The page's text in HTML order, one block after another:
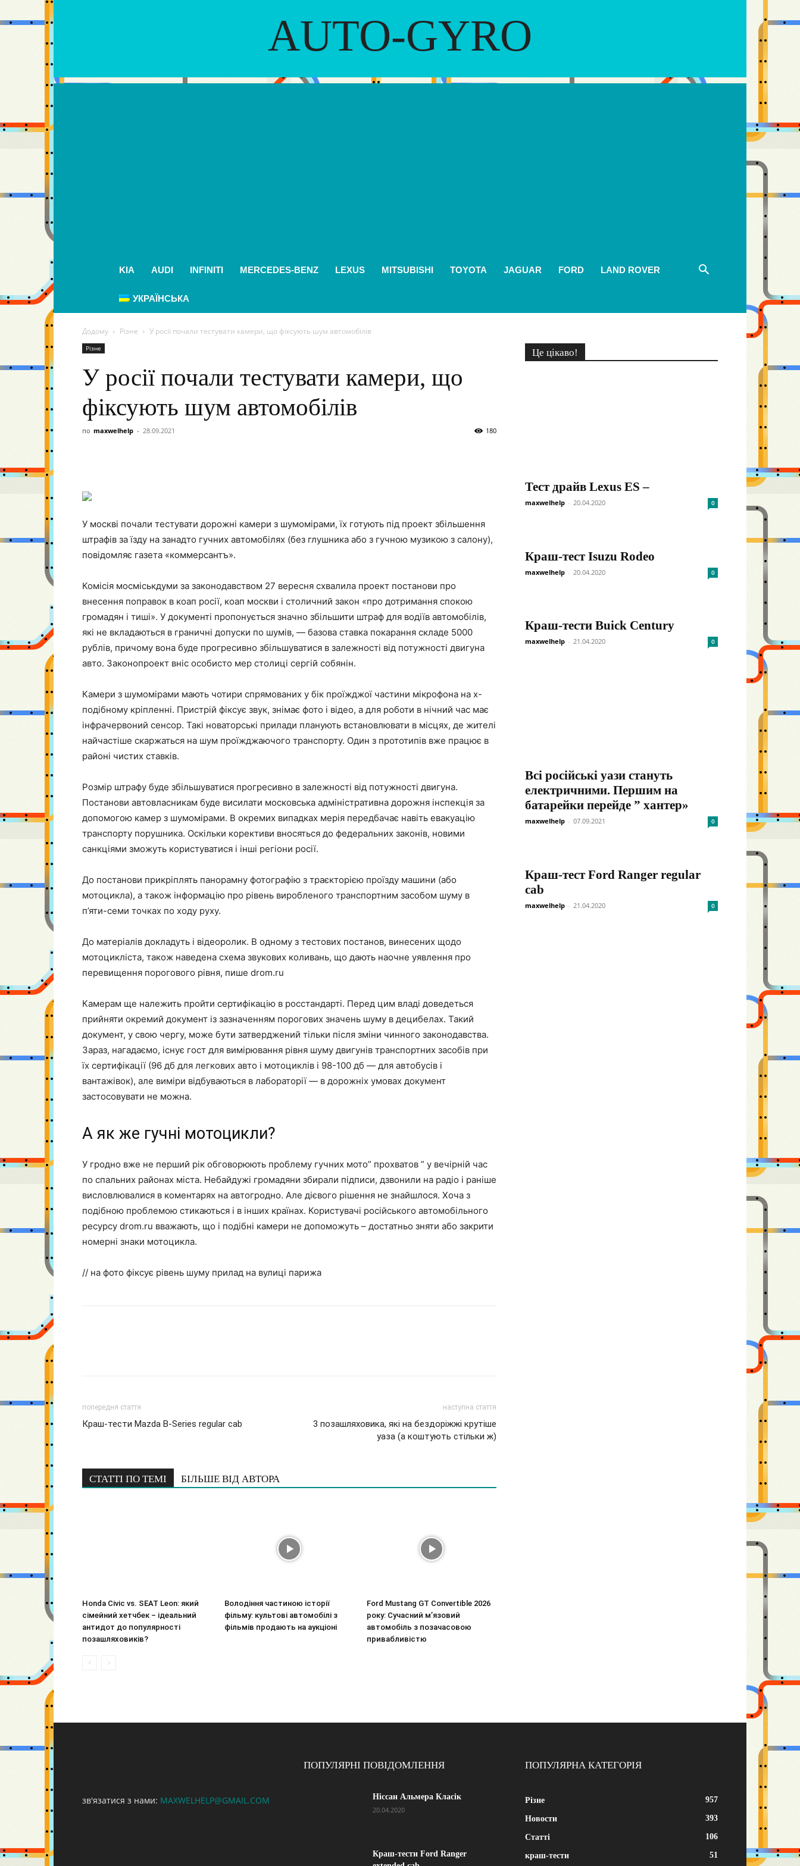
AUTO-GYRO
KIA AUDI INFINITI MERCEDES-BENZ LEXUS MITSUBISHI TOYOTA JAGUAR FORD LAND ROVER
УКРАЇНСЬКА
Додому Різне У росії почали тестувати камери, що фіксують шум автомобілів
Різне
У росії почали тестувати камери, що
фіксують шум автомобілів
по maxwelhelp - 28.09.2021 180
У москві почали тестувати дорожні камери з шумомірами, їх готують під проект збільшення
штрафів за їзду на занадто гучних автомобілях (без глушника або з гучною музикою з салону),
повідомляє газета «коммерсантъ».
Комісія мосміськдуми за законодавством 27 вересня схвалила проект постанови про
внесення поправок в коап росії, коап москви і столичний закон «про дотримання спокою
громадян і тиші». У документі пропонується значно збільшити штраф для водіїв автомобілів,
які не вкладаються в граничні допуски по шумів, — базова ставка покарання складе 5000
рублів, причому вона буде прогресивно збільшуватися в залежності від потужності двигуна
авто. Законопроект вніс особисто мер столиці сергій собянін.
Камери з шумомірами мають чотири спрямованих у бік проїжджої частини мікрофона на x-
подібному кріпленні. Пристрій фіксує звук, знімає фото і відео, а для роботи в нічний час має
інфрачервоний сенсор. Такі новаторські прилади планують встановлювати в місцях, де жителі
найчастіше скаржаться на шум проїжджаючого транспорту. Один з прототипів вже працює в
районі чистих ставків.
Розмір штрафу буде збільшуватися прогресивно в залежності від потужності двигуна.
Постанови автовласникам буде висилати московська адміністративна дорожня інспекція за
допомогою камер з шумомірами. В окремих випадках мерія передбачає навіть евакуацію
транспорту порушника. Оскільки корективи вносяться до федеральних законів, новими
санкціями зможуть користуватися і інші регіони росії.
До постанови прикріплять панорамну фотографію з траєкторією проїзду машини (або
мотоцикла), а також інформацію про рівень виробленого транспортним засобом шуму в
п’яти-семи точках по ходу руху.
До матеріалів докладуть і відеоролик. В одному з тестових постанов, винесених щодо
мотоцикліста, також наведена схема звукових коливань, що дають наочне уявлення про
перевищення порогового рівня, пише drom.ru
Камерам ще належить пройти сертифікацію в росстандарті. Перед цим владі доведеться
прийняти окремий документ із зазначенням порогових значень шуму в децибелах. Такий
документ, у свою чергу, може бути затверджений тільки після зміни чинного законодавства.
Зараз, нагадаємо, існує гост для вимірювання рівня шуму двигунів транспортних засобів при
їх сертифікації (96 дб для легкових авто і мотоциклів і 98-100 дб — для автобусів і
вантажівок), але виміри відбуваються в лабораторії — в дорожніх умовах документ
застосовувати не можна.
А як же гучні мотоцикли?
У гродно вже не перший рік обговорюють проблему гучних мото” прохватов ” у вечірній час
по спальних районах міста. Небайдужі громадяни збирали підписи, дзвонили на радіо і раніше
висловлювалися в коментарях на автогродно. Але дієвого рішення не знайшлося. Хоча з
подібною проблемою стикаються і в інших країнах. Користувачі російського автомобільного
ресурсу drom.ru вважають, що і подібні камери не допоможуть – достатньо зняти або закрити
номерні знаки мотоцикла.
// на фото фіксує рівень шуму прилад на вулиці парижа
попередня стаття
Краш-тести Mazda B-Series regular cab
наступна стаття
3 позашляховика, які на бездоріжжі крутіше
уаза (а коштують стільки ж)
СТАТТІ ПО ТЕМІ БІЛЬШЕ ВІД АВТОРА
Honda Civic vs. SEAT Leon: який
сімейний хетчбек – ідеальний
антидот до популярності
позашляховиків?
Володіння частиною історії
фільму: культові автомобілі з
фільмів продають на аукціоні
Ford Mustang GT Convertible 2026
року: Сучасний м’язовий
автомобіль з позачасовою
привабливістю
Це цікаво!
Тест драйв Lexus ES –
maxwelhelp - 20.04.2020 0
Краш-тест Isuzu Rodeo
maxwelhelp - 20.04.2020 0
Краш-тести Buick Century
maxwelhelp - 21.04.2020 0
Всі російські уази стануть
електричними. Першим на
батарейки перейде ” хантер»
maxwelhelp - 07.09.2021 0
Краш-тест Ford Ranger regular
cab
maxwelhelp - 21.04.2020 0
зв'язатися з нами: MAXWELHELP@GMAIL.COM
ПОПУЛЯРНІ ПОВІДОМЛЕННЯ
Ніссан Альмера Класік
20.04.2020
Краш-тести Ford Ranger
ПОПУЛЯРНА КАТЕГОРІЯ
Різне 957
Новости 393
Статті 106
краш-тести 51